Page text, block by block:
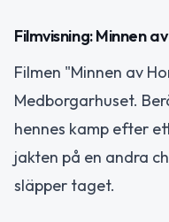
Filmvisning: Minnen
Filmen "Minnen av
Medborgarhuset.
hennes kamp efter
jakten på en andra
släpper taget.